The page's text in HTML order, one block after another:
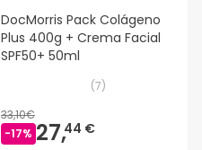
DocMorris Pack Colágeno
Plus 400g + Crema Facial
SPF50+ 50ml
(7)
33,10€
-17% 27,44 €